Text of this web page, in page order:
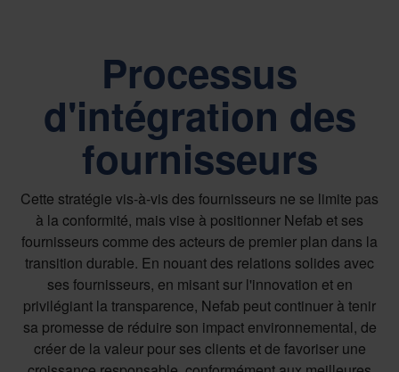
Processus
d'intégration des
fournisseurs
Cette stratégie vis-à-vis des fournisseurs ne se limite pas
à la conformité, mais vise à positionner Nefab et ses
fournisseurs comme des acteurs de premier plan dans la
transition durable. En nouant des relations solides avec
ses fournisseurs, en misant sur l'innovation et en
privilégiant la transparence, Nefab peut continuer à tenir
sa promesse de réduire son impact environnemental, de
créer de la valeur pour ses clients et de favoriser une